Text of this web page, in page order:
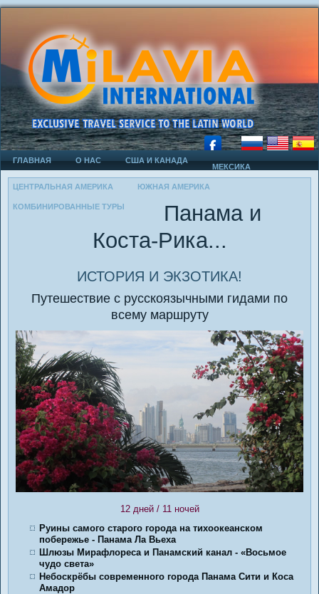
ГЛАВНАЯ О НАС США И КАНАДА
МЕКСИКА
ЦЕНТРАЛЬНАЯ АМЕРИКА ЮЖНАЯ АМЕРИКА
КОМБИНИРОВАННЫЕ ТУРЫ
Панама и
Коста-Рика...
ИСТОРИЯ И ЭКЗОТИКА!
Путешествие с русскоязычными гидами по
всему маршруту
12 дней / 11 ночей
Руины самого старого города на тихоокеанском
побережье - Панама Ла Вьеха
Шлюзы Мирафлореса и Панамский канал - «Восьмое
чудо света»
Небоскрёбы современного города Панама Сити и Коса
Амадор